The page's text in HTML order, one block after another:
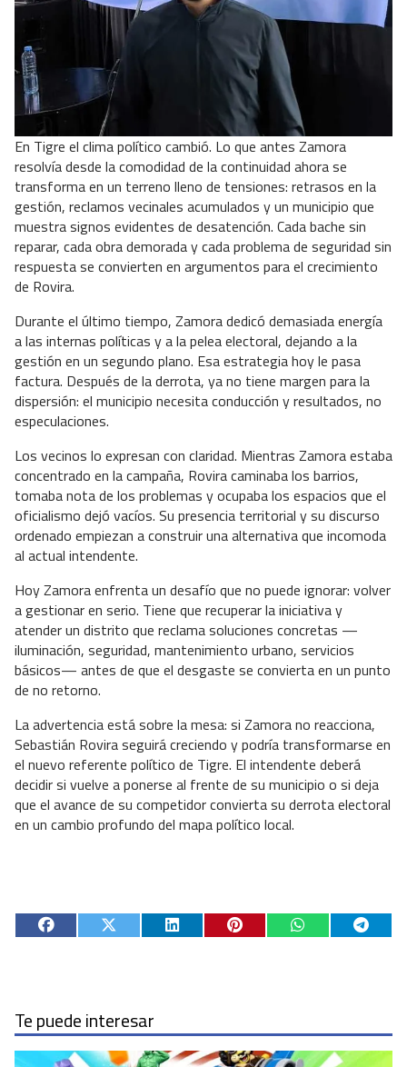
En Tigre el clima político cambió. Lo que antes Zamora
resolvía desde la comodidad de la continuidad ahora se
transforma en un terreno lleno de tensiones: retrasos en la
gestión, reclamos vecinales acumulados y un municipio que
muestra signos evidentes de desatención. Cada bache sin
reparar, cada obra demorada y cada problema de seguridad sin
respuesta se convierten en argumentos para el crecimiento
de Rovira.
Durante el último tiempo, Zamora dedicó demasiada energía
a las internas políticas y a la pelea electoral, dejando a la
gestión en un segundo plano. Esa estrategia hoy le pasa
factura. Después de la derrota, ya no tiene margen para la
dispersión: el municipio necesita conducción y resultados, no
especulaciones.
Los vecinos lo expresan con claridad. Mientras Zamora estaba
concentrado en la campaña, Rovira caminaba los barrios,
tomaba nota de los problemas y ocupaba los espacios que el
oficialismo dejó vacíos. Su presencia territorial y su discurso
ordenado empiezan a construir una alternativa que incomoda
al actual intendente.
Hoy Zamora enfrenta un desafío que no puede ignorar: volver
a gestionar en serio. Tiene que recuperar la iniciativa y
atender un distrito que reclama soluciones concretas —
iluminación, seguridad, mantenimiento urbano, servicios
básicos— antes de que el desgaste se convierta en un punto
de no retorno.
La advertencia está sobre la mesa: si Zamora no reacciona,
Sebastián Rovira seguirá creciendo y podría transformarse en
el nuevo referente político de Tigre. El intendente deberá
decidir si vuelve a ponerse al frente de su municipio o si deja
que el avance de su competidor convierta su derrota electoral
en un cambio profundo del mapa político local.
Te puede interesar